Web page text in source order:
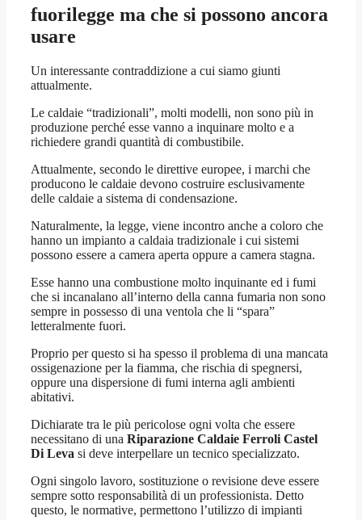
fuorilegge ma che si possono ancora
usare
Un interessante contraddizione a cui siamo giunti
attualmente.
Le caldaie “tradizionali”, molti modelli, non sono più in
produzione perché esse vanno a inquinare molto e a
richiedere grandi quantità di combustibile.
Attualmente, secondo le direttive europee, i marchi che
producono le caldaie devono costruire esclusivamente
delle caldaie a sistema di condensazione.
Naturalmente, la legge, viene incontro anche a coloro che
hanno un impianto a caldaia tradizionale i cui sistemi
possono essere a camera aperta oppure a camera stagna.
Esse hanno una combustione molto inquinante ed i fumi
che si incanalano all’interno della canna fumaria non sono
sempre in possesso di una ventola che li “spara”
letteralmente fuori.
Proprio per questo si ha spesso il problema di una mancata
ossigenazione per la fiamma, che rischia di spegnersi,
oppure una dispersione di fumi interna agli ambienti
abitativi.
Dichiarate tra le più pericolose ogni volta che essere
necessitano di una Riparazione Caldaie Ferroli Castel
Di Leva si deve interpellare un tecnico specializzato.
Ogni singolo lavoro, sostituzione o revisione deve essere
sempre sotto responsabilità di un professionista. Detto
questo, le normative, permettono l’utilizzo di impianti